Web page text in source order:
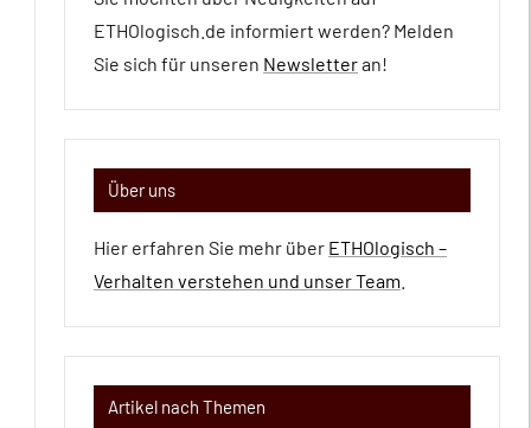
ETHOlogisch.de informiert werden? Melden
Sie sich für unseren Newsletteran!
Über uns
Hier erfahren Sie mehr über ETHOlogisch –
Verhalten verstehen und unser Team
Artikel nach Themen